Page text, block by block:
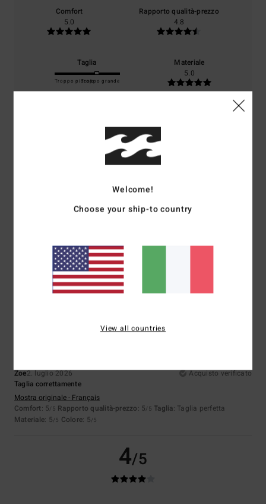
Comfort
5.0
Rapporto qualità-prezzo
4.8
Taglia
Troppo piccoloTroppo grande
Materiale
5.0
5.0
5/5
8. luglio 2026
Acquisto verificato
/5 Rapporto qualità-prezzo
: 5/5 Colore: 5/5
Consiglio questo prodotto
5
Zoe2. luglio 2026
Acquisto verificato
Taglia correttamente
Mostra originale - Français
Comfort: 5/5 Rapporto qualità-prezzo: 5/5 Taglia: Taglia perfetta
Materiale: 5/5 Colore: 5/5
4/5
Welcome!
Choose your ship-to country
View all countries